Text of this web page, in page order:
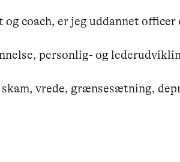
coach, er jeg uddannet officer
personlig- og
vrede, grænsesætning,